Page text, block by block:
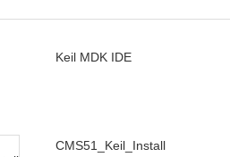
Keil MDK IDE
CMS51_Keil_Install